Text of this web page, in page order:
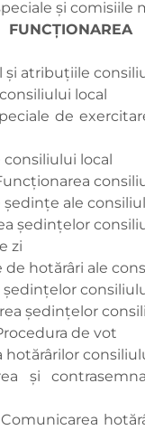
şi comisiile
şi atribuţiile
local
de
local
ședințe ale
ședințelor
zi
de hotărâri ale
ședințelor
de vot
hotărârilor
şi